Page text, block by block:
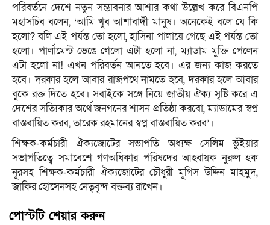
পরিবর্তনে দেশে নতুন সম্ভাবনার আশার কথা উল্লেখ করে বিএনপি
মহাসচিব বলেন, ‘আমি খুব আশাবাদী মানুষ। অনেকেই বলে যে কি
হলো? বলি এই পর্যন্ত তো হলো, হাসিনা পালায়ে গেছে এই পর্যন্ত তো
হলো। পার্লামেন্ট ভেঙে গেলো এটা হলো না, ম্যাডাম মুক্তি পেলেন
এটা হলো না! এখন পরিবর্তন আনতে হবে। এর জন্য কাজ করতে
হবে। দরকার হলে আবার রাজপথে নামতে হবে, দরকার হলে আবার
বুকে রক্ত দিতে হবে। সবাইকে সঙ্গে নিয়ে জাতীয় ঐক্য সৃষ্টি করে এ
দেশের সত্যিকার অর্থে জনগনের শাসন প্রতিষ্ঠা করবো, ম্যাডামের স্বপ্ন
বাস্তবায়িত করব, তারেক রহমানের স্বপ্ন বাস্তবায়িত করব’।
শিক্ষক-কর্মচারী ঐক্যজোটের সভাপতি অধ্যক্ষ সেলিম ভুঁইয়ার
সভাপতিত্বে সমাবেশে গণঅধিকার পরিষদের আহ্বায়ক নুরুল হক
নূরসহ শিক্ষক-কর্মচারী ঐক্যজোটের চৌধুরী মূগিস উদ্দিন মাহমুদ,
জাকির হোসেনসহ নেতৃবৃন্দ বক্তব্য রাখেন।
পোস্টটি শেয়ার করুন